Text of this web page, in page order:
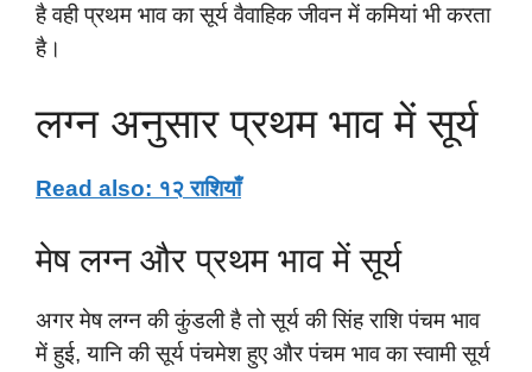
है वही प्रथम भाव का सूर्य वैवाहिक जीवन में कमियां भी करता
है।
लग्न अनुसार प्रथम भाव में सूर्य
Read also: १२ राशियाँ
मेष लग्न और प्रथम भाव में सूर्य
अगर मेष लग्न की कुंडली है तो सूर्य की सिंह राशि पंचम भाव
में हुई, यानि की सूर्य पंचमेश हुए और पंचम भाव का स्वामी सूर्य